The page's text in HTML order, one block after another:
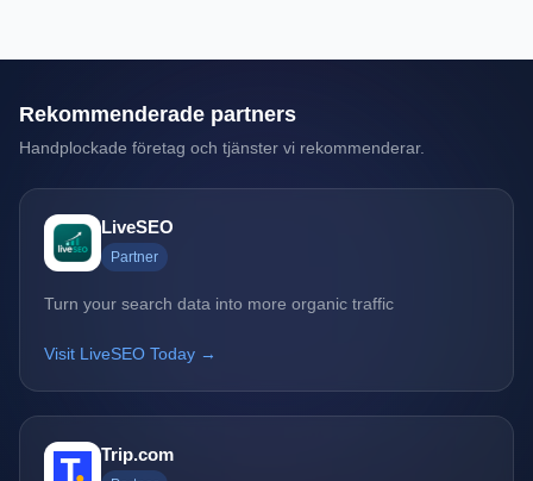
Rekommenderade partners
Handplockade företag och tjänster vi rekommenderar.
LiveSEO
Partner
Turn your search data into more organic traffic
Visit LiveSEO Today →
Trip.com